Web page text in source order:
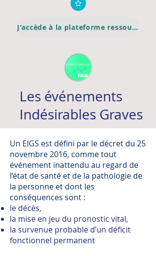
J'accède à la plateforme ressource
Les événements
Indésirables Graves
Un EIGS est défini par le décret du 25
novembre 2016, comme tout
événement inattendu au regard de
l’état de santé et de la pathologie de
la personne et dont les
conséquences sont :
le décès,
la mise en jeu du pronostic vital,
la survenue probable d’un déficit
fonctionnel permanent